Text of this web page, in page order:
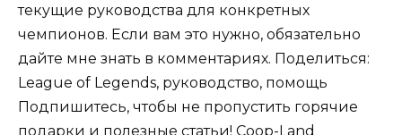
текущие руководства для конкретных
чемпионов. Если вам это нужно, обязательно
дайте мне знать в комментариях. Поделиться:
League of Legends, руководство, помощь
Подпишитесь, чтобы не пропустить горячие
подарки и полезные статьи! Coop-Land